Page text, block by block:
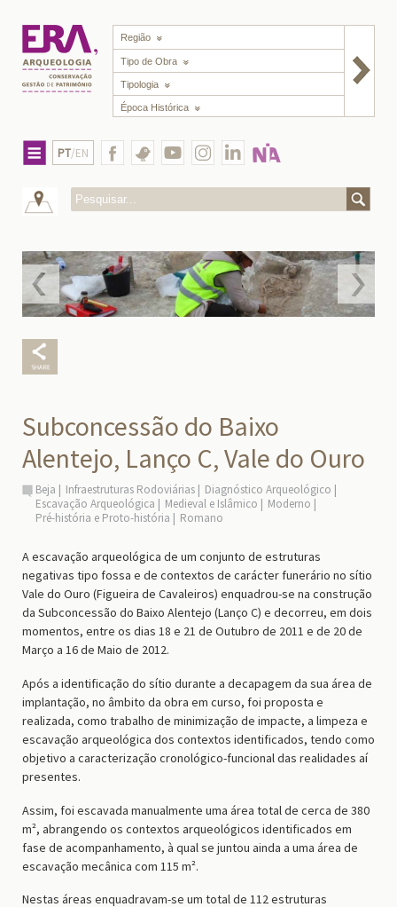
Região
Tipo de Obra
Tipologia
Época Histórica
PT/EN
Subconcessão do Baixo
Alentejo, Lanço C, Vale do Ouro
Beja Infraestruturas Rodoviárias
Diagnóstico Arqueológico
Escavação Arqueológica
Medieval e Islâmico
Moderno
Pré-história e Proto-história
Romano
A escavação arqueológica de um conjunto de estruturas
negativas tipo fossa e de contextos de carácter funerário no sítio
Vale do Ouro (Figueira de Cavaleiros) enquadrou-se na construção
da Subconcessão do Baixo Alentejo (Lanço C) e decorreu, em dois
momentos, entre os dias 18 e 21 de Outubro de 2011 e de 20 de
Março a 16 de Maio de 2012.
Após a identificação do sítio durante a decapagem da sua área de
implantação, no âmbito da obra em curso, foi proposta e
realizada, como trabalho de minimização de impacte, a limpeza e
escavação arqueológica dos contextos identificados, tendo como
objetivo a caracterização cronológico-funcional das realidades aí
presentes.
Assim, foi escavada manualmente uma área total de cerca de 380
m², abrangendo os contextos arqueológicos identificados em
fase de acompanhamento, à qual se juntou ainda a uma área de
escavação mecânica com 115 m².
Nestas áreas enquadravam-se um total de 112 estruturas